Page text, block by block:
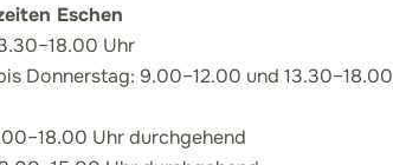
Eschen
Uhr
Donnerstag: 9.00–12.00 und 13.30–18.00
Uhr durchgehend